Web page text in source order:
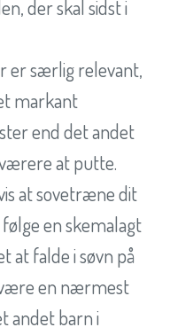
der skal sidst i
er særlig relevant,
markant
end det andet
at putte.
at sovetræne dit
en skemalagt
at falde i søvn på
en nærmest
andet barn i